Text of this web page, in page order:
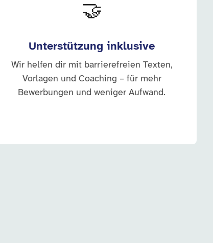
🤝
Unterstützung inklusive
Wir helfen dir mit barrierefreien Texten,
Vorlagen und Coaching – für mehr
Bewerbungen und weniger Aufwand.